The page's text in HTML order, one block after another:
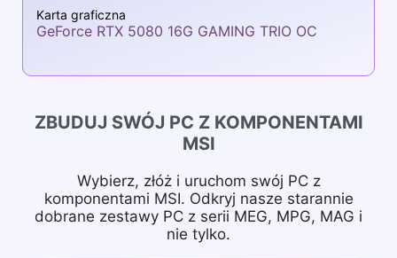
Karta graficzna
GeForce RTX 5080 16G GAMING TRIO OC
ZBUDUJ SWÓJ PC Z KOMPONENTAMI
MSI
Wybierz, złóż i uruchom swój PC z
komponentami MSI. Odkryj nasze starannie
dobrane zestawy PC z serii MEG, MPG, MAG i
nie tylko.